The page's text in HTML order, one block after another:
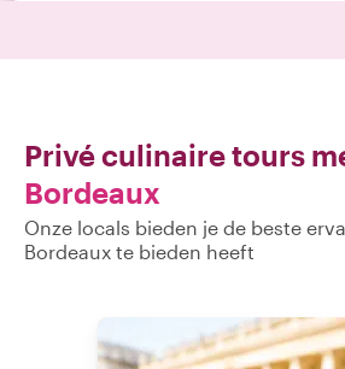
Privé culinaire tours
Bordeaux
Onze locals bieden je de beste
Bordeaux te bieden heeft